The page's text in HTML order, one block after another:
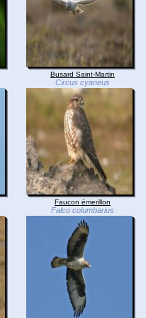
Busard Saint-Martin
Circus cyaneus
Faucon émerillon
Falco columbarius